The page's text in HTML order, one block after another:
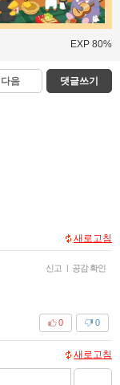
EXP 80%
다음 댓글쓰기
새로고침
신고 | 공감 확인
0
0
새로고침